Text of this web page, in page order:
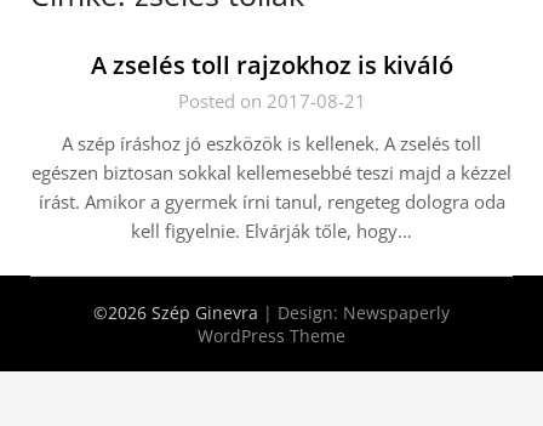
A zselés toll rajzokhoz is kiváló
Posted on 2017-08-21
A szép íráshoz jó eszközök is kellenek. A zselés toll
egészen biztosan sokkal kellemesebbé teszi majd a kézzel
írást. Amikor a gyermek írni tanul, rengeteg dologra oda
kell figyelnie. Elvárják tőle, hogy…
©2026 Szép Ginevra | Design: Newspaperly
WordPress Theme